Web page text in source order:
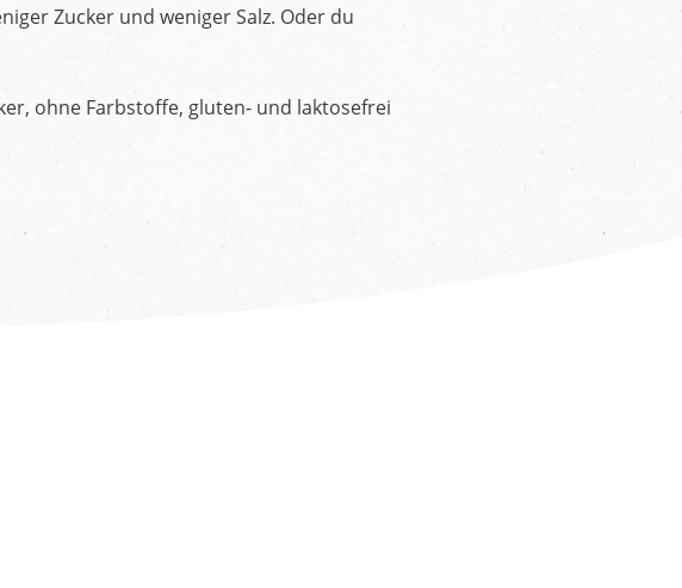
Zucker und weniger Salz. Oder du
ohne Farbstoffe, gluten- und laktosefrei